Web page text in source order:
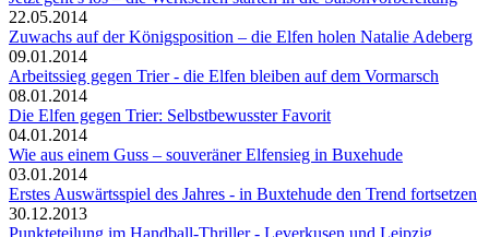
22.05.2014
Zuwachs auf der Königsposition – die Elfen holen Natalie Adeberg
09.01.2014
Arbeitssieg gegen Trier - die Elfen bleiben auf dem Vormarsch
08.01.2014
Die Elfen gegen Trier: Selbstbewusster Favorit
04.01.2014
Wie aus einem Guss – souveräner Elfensieg in Buxehude
03.01.2014
Erstes Auswärtsspiel des Jahres - in Buxtehude den Trend fortsetzen
30.12.2013
Punkteteilung im Handball-Thriller - Leverkusen und Leipzig